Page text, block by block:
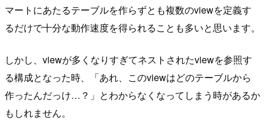
マートにあたるテーブルを作らずとも複数のviewを定義す
るだけで十分な動作速度を得られることも多いと思います。
しかし、viewが多くなりすぎてネストされたviewを参照す
る構成となった時、「あれ、このviewはどのテーブルから
作ったんだっけ…？」とわからなくなってしまう時があるか
もしれません。